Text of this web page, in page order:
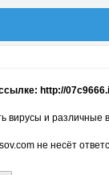
http://
вирусы и различные
не несёт